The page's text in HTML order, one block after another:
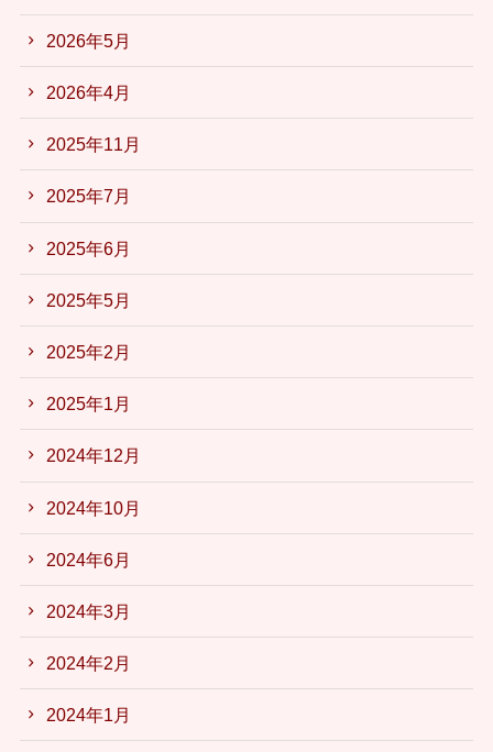
2026年5月
2026年4月
2025年11月
2025年7月
2025年6月
2025年5月
2025年2月
2025年1月
2024年12月
2024年10月
2024年6月
2024年3月
2024年2月
2024年1月